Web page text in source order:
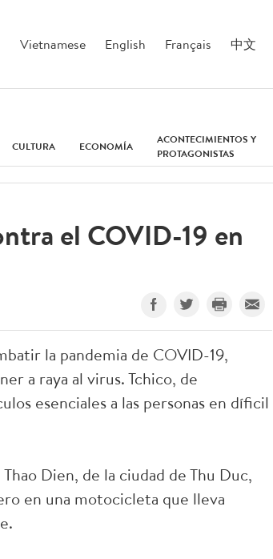
Vietnamese English Français 中文
CULTURA ECONOMÍA
ACONTECIMIENTOS Y
PROTAGONISTAS
el COVID-19 en
la pandemia de COVID-19,
a raya al virus. Tchico, de
esenciales a las personas en díficil
Dien, de la ciudad de Thu Duc,
en una motocicleta que lleva